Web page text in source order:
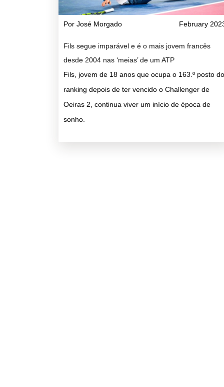
Por José Morgado February
Fils segue imparável e é o mais jovem francês
desde 2004 nas ‘meias’ de um ATP
Fils, jovem de 18 anos que ocupa o 163.º posto do
ranking depois de ter vencido o Challenger de
Oeiras 2, continua viver um início de época de
sonho.